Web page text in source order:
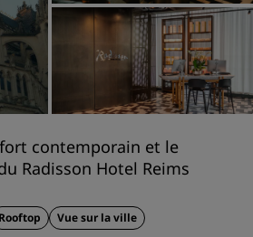
contemporain et le
Radisson Hotel Reims
Rooftop Vue sur la ville